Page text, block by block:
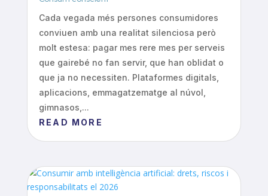
Cada vegada més persones consumidores
conviuen amb una realitat silenciosa però
molt estesa: pagar mes rere mes per serveis
que gairebé no fan servir, que han oblidat o
que ja no necessiten. Plataformes digitals,
aplicacions, emmagatzematge al núvol,
gimnasos,...
READ MORE